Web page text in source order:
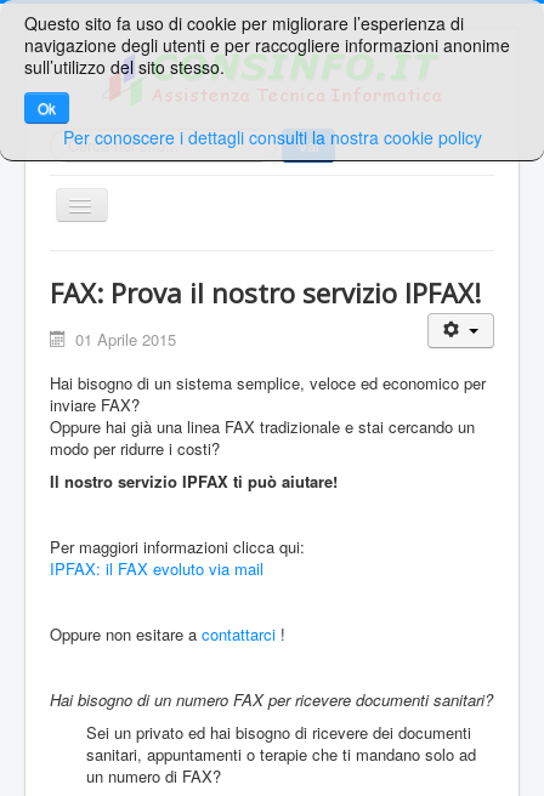
Cerca... Vai
TPL_PROTOSTAR_TOGGLE_MENU
Ricerche Veloci
Web Mail
Area Supporto
Area Clienti
Contatti
FAX: Prova il nostro servizio IPFAX!
FAX: Prova il nostro servizio IPFAX!
01 Aprile 2015
Hai bisogno di un sistema semplice, veloce ed economico per
inviare FAX?
Oppure hai già una linea FAX tradizionale e stai cercando un
modo per ridurre i costi?
Il nostro servizio IPFAX ti può aiutare!
Per maggiori informazioni clicca qui:
IPFAX: il FAX evoluto via mail
Oppure non esitare a contattarci !
Hai bisogno di un numero FAX per ricevere documenti sanitari?
Sei un privato ed hai bisogno di ricevere dei documenti
sanitari, appuntamenti o terapie che ti mandano solo ad
un numero di FAX?
Questo sito fa uso di cookie per migliorare l’esperienza di
navigazione degli utenti e per raccogliere informazioni anonime
sull’utilizzo del sito stesso.
Ok
Per conoscere i dettagli consulti la nostra cookie policy